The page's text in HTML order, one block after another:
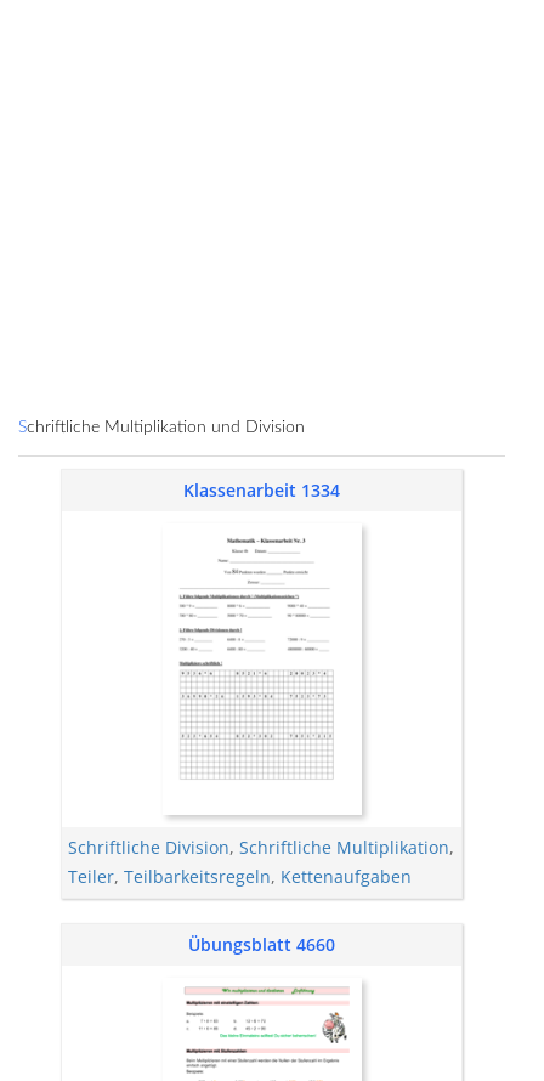
Schriftliche Multiplikation und Division
Klassenarbeit 1334
Schriftliche Division, Schriftliche Multiplikation,
Teiler, Teilbarkeitsregeln, Kettenaufgaben
Übungsblatt 4660